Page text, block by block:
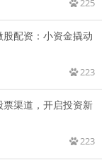
225
配资：小资金撬动
223
渠道，开启投资新
223